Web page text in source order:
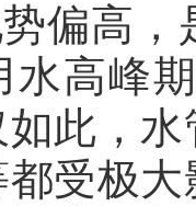
偏高
水高峰
此，
受极